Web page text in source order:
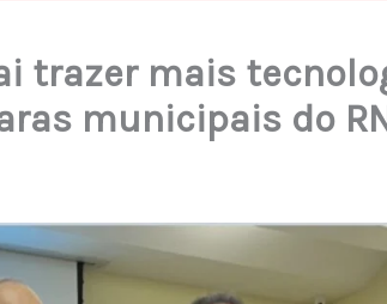
trazer mais
municipais do